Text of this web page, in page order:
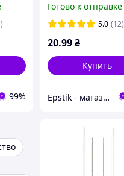
99%
Готово к отправке
5.0 (12)
20.99₴
Купить
Epstik - магазин радиокомпонентов